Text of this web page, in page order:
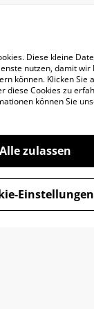
Diese kleine
nutzen, damit
können. Klicken Sie
diese Cookies zu
können Sie
Alle zulassen
Einstellungen